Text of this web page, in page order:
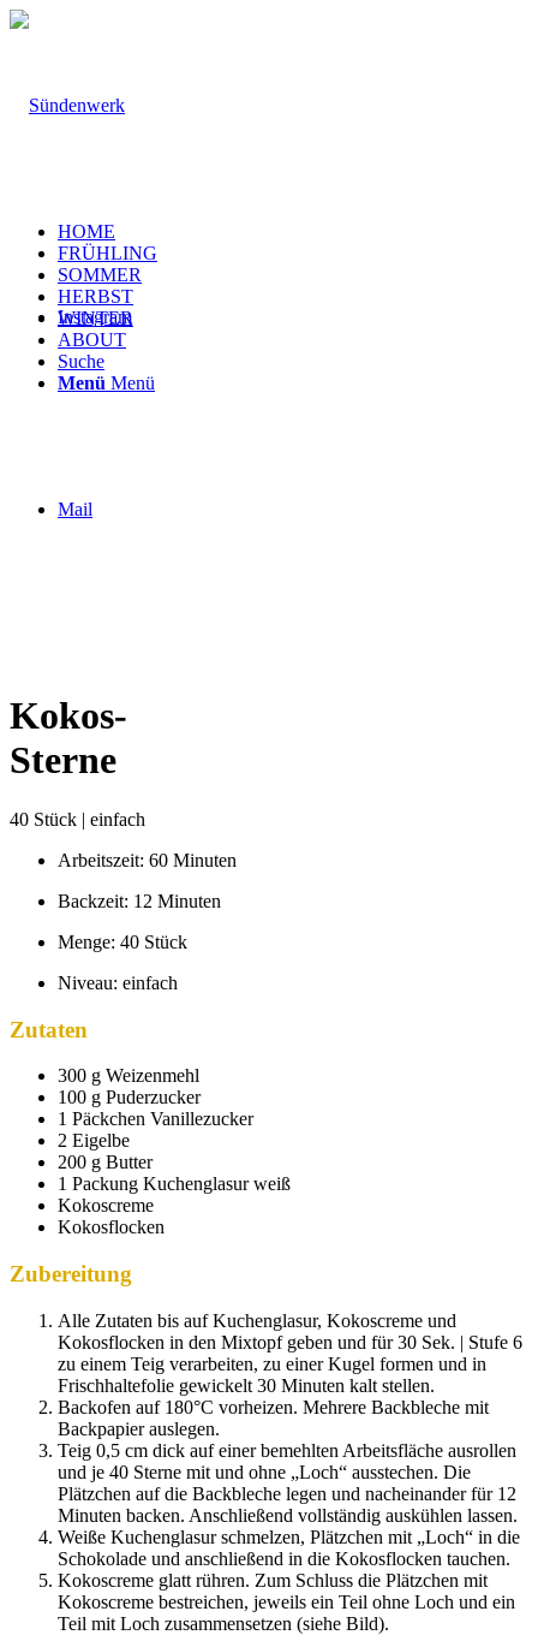
Instagram
Mail
HOME
FRÜHLING
SOMMER
HERBST
WINTER
ABOUT
Suche
Menü Menü
Kokos-
Sterne
40 Stück | einfach
Arbeitszeit: 60 Minuten
Backzeit: 12 Minuten
Menge: 40 Stück
Niveau: einfach
Zutaten
300 g Weizenmehl
100 g Puderzucker
1 Päckchen Vanillezucker
2 Eigelbe
200 g Butter
1 Packung Kuchenglasur weiß
Kokoscreme
Kokosflocken
Zubereitung
Alle Zutaten bis auf Kuchenglasur, Kokoscreme und
Kokosflocken in den Mixtopf geben und für 30 Sek. | Stufe 6
zu einem Teig verarbeiten, zu einer Kugel formen und in
Frischhaltefolie gewickelt 30 Minuten kalt stellen.
Backofen auf 180°C vorheizen. Mehrere Backbleche mit
Backpapier auslegen.
Teig 0,5 cm dick auf einer bemehlten Arbeitsfläche ausrollen
und je 40 Sterne mit und ohne „Loch“ ausstechen. Die
Plätzchen auf die Backbleche legen und nacheinander für 12
Minuten backen. Anschließend vollständig auskühlen lassen.
Weiße Kuchenglasur schmelzen, Plätzchen mit „Loch“ in die
Schokolade und anschließend in die Kokosflocken tauchen.
Kokoscreme glatt rühren. Zum Schluss die Plätzchen mit
Kokoscreme bestreichen, jeweils ein Teil ohne Loch und ein
Teil mit Loch zusammensetzen (siehe Bild).